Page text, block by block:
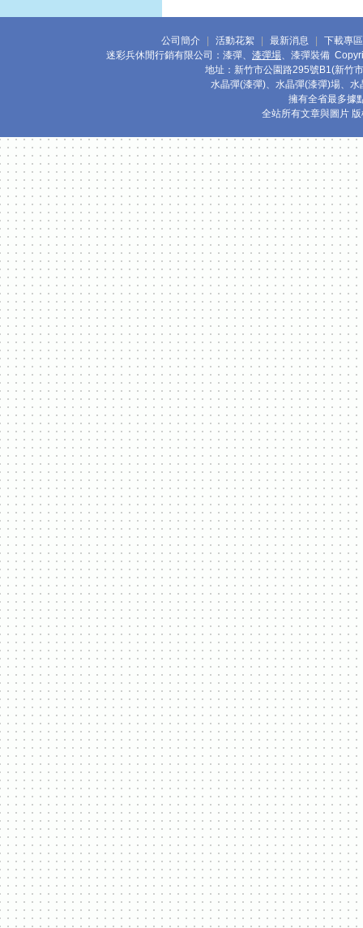
公司簡介 活動花絮 最新消息
下載專區
迷彩兵休閒行銷有限公司：漆彈、 漆彈場、漆彈裝備
地址：新竹市公園路295號B1(新竹
水晶彈(漆彈)、水晶彈(漆彈)場、
擁有全省最多據
全站所有文章與圖